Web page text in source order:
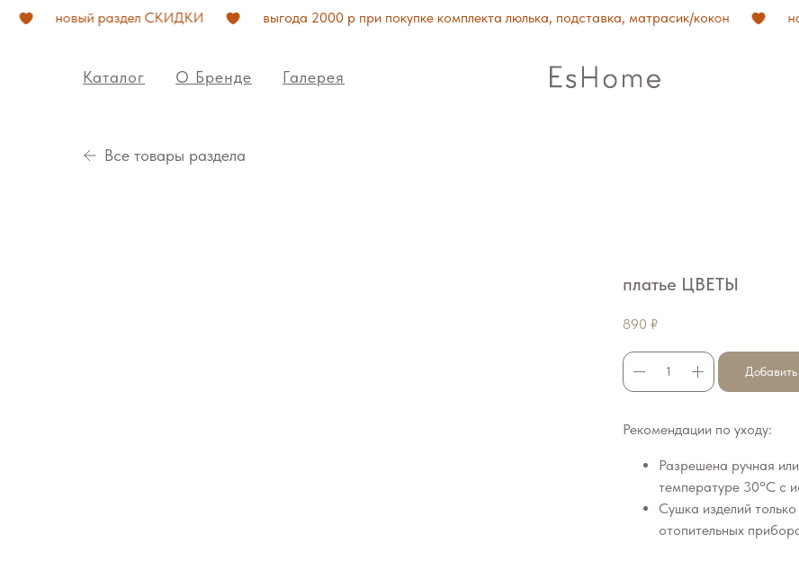
новый раздел СКИДКИ выгода 2000 р при покупке комплекта люлька, подставка, матрасик/кокон
Каталог О Бренде Галерея
Все товары раздела
платье ЦВЕТЫ
890 ₽
Рекомендации по уходу:
Разрешена ручная
температуре 30°C с
Сушка изделий
отопительных